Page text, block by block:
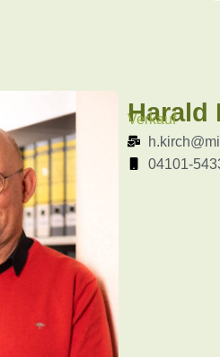
Harald
Verkauf
04101-